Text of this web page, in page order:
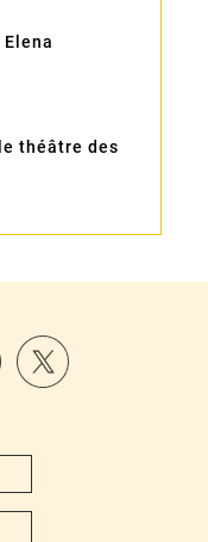
Elena
le théâtre des